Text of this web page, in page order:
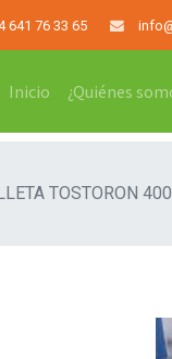
641 76 33 65
Inicio ¿Quiénes
TOSTORON